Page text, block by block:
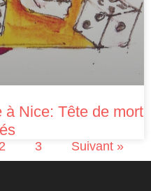
à Nice: Tête de mort
2 3 Suivant »